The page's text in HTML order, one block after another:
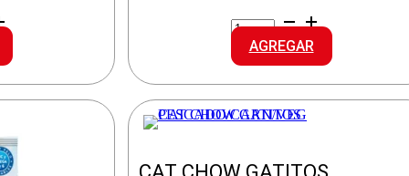
RAZA
ALI.GATO
PESCADO
cantidad
AGREGAR